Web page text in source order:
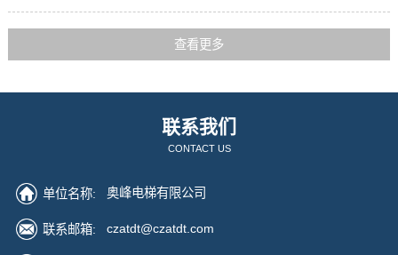
查看更多
联系我们
CONTACT US
单位名称: 奥峰电梯有限公司
联系邮箱: czatdt@czatdt.com